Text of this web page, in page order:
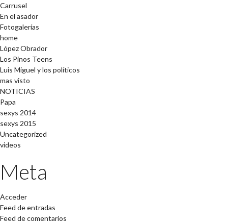
Carrusel
En el asador
Fotogalerías
home
López Obrador
Los Pinos Teens
Luis Miguel y los políticos
mas visto
NOTICIAS
Papa
sexys 2014
sexys 2015
Uncategorized
videos
Meta
Acceder
Feed de entradas
Feed de comentarios